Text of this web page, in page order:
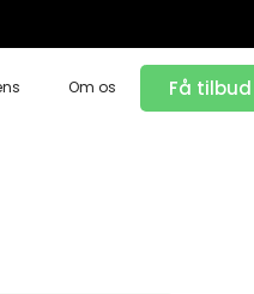
Om os Få tilbud